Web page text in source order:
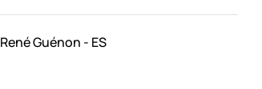
René Guénon - ES